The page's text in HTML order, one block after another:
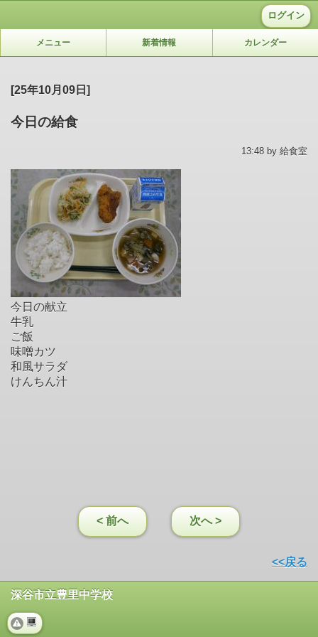
ログイン
メニュー 新着情報 カレンダー
[25年10月09日]
今日の給食
13:48 by 給食室
今日の献立
牛乳
ご飯
味噌カツ
和風サラダ
けんちん汁
< 前へ 次へ >
<<戻る
深谷市立豊里中学校